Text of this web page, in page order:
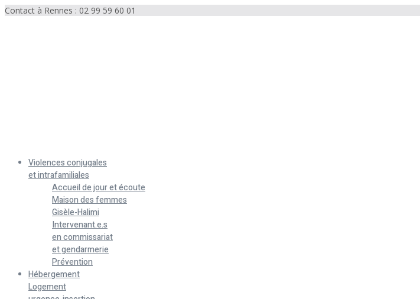
Contact à Rennes : 02 99 59 60 01
Violences conjugales
et intrafamiliales
Accueil de jour et écoute
Maison des femmes
Gisèle-Halimi
Intervenant.e.s
en commissariat
et gendarmerie
Prévention
Hébergement
Logement